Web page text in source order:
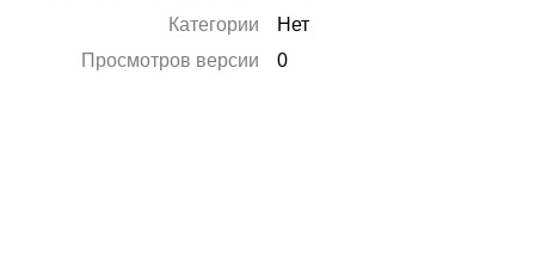
Категории
Нет
Просмотров версии
0